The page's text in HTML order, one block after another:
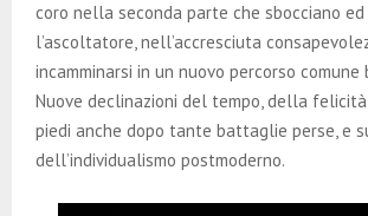
coro nella seconda parte che sbocciano
l’ascoltatore, nell’accresciuta
incamminarsi in un nuovo percorso
Nuove declinazioni del tempo, della
piedi anche dopo tante battaglie perse, e
dell’individualismo postmoderno.